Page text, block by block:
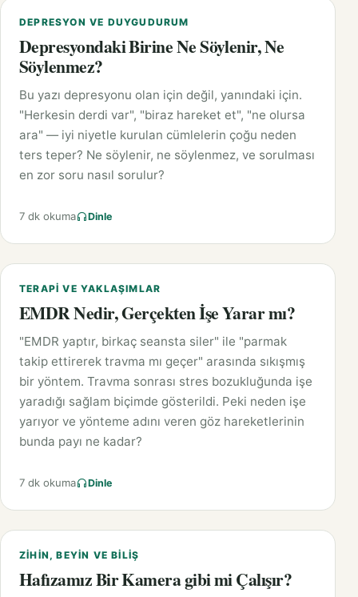
DEPRESYON VE DUYGUDURUM
Depresyondaki Birine Ne Söylenir, Ne
Söylenmez?
Bu yazı depresyonu olan için değil, yanındaki için.
"Herkesin derdi var", "biraz hareket et", "ne olursa
ara" — iyi niyetle kurulan cümlelerin çoğu neden
ters teper? Ne söylenir, ne söylenmez, ve sorulması
en zor soru nasıl sorulur?
7 dk okuma Dinle
TERAPI VE YAKLAŞIMLAR
EMDR Nedir, Gerçekten İşe Yarar mı?
"EMDR yaptır, birkaç seansta siler" ile "parmak
takip ettirerek travma mı geçer" arasında sıkışmış
bir yöntem. Travma sonrası stres bozukluğunda işe
yaradığı sağlam biçimde gösterildi. Peki neden işe
yarıyor ve yönteme adını veren göz hareketlerinin
bunda payı ne kadar?
7 dk okuma Dinle
ZIHIN, BEYIN VE BILIŞ
Hafızamız Bir Kamera gibi mi Çalışır?